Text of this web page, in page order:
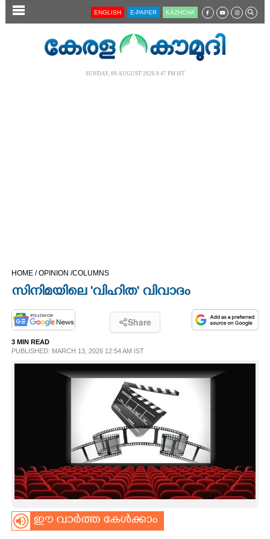
SECTIONS
OPINION
PHOTOS
ART
ASTRO
ENGLISH E-PAPER KĀZHCHA
SUNDAY, 09 AUGUST 2026 9.47 PM IST
HOME /OPINION /COLUMNS
സിനിമയിലെ 'വിഹിത' വിവാദം
Share
3 MIN READ
PUBLISHED: MARCH 13, 2026 12:54 AM IST
ഈ വാർത്ത കേൾക്കാം